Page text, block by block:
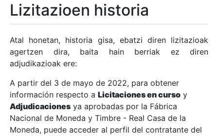
Erakutsi/Ezkutatu
Erakutsi/Ezkutatu
Erakutsi/Ezkutatu
Erakutsi/Ezkutatu
Lizitazioen historia
Atal honetan, historia gisa, ebatzi diren lizitazioak
agertzen dira, baita hain berriak ez diren
adjudikazioak ere:
A partir del 3 de mayo de 2022, para obtener
información respecto a Licitaciones en curso y
Adjudicaciones ya aprobadas por la Fábrica
Nacional de Moneda y Timbre - Real Casa de la
Moneda, puede acceder al perfil del contratante del